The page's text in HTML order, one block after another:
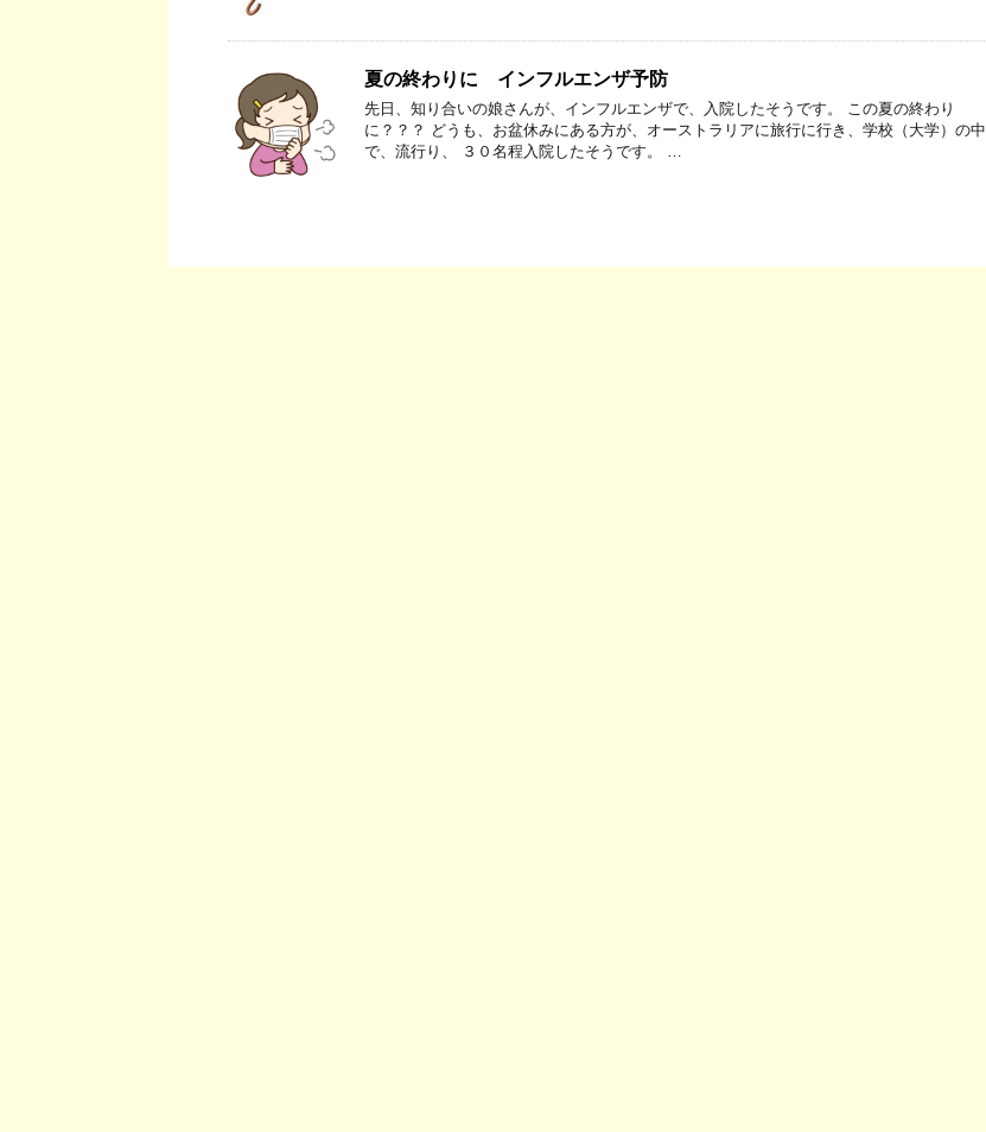
夏の終わりに インフルエンザ予防
先日、知り合いの娘さんが、インフルエンザで、入院したそうです。 この夏の終わり
に？？？ どうも、お盆休みにある方が、オーストラリアに旅行に行き、学校（大学）の中
で、流行り、 ３０名程入院したそうです。 …